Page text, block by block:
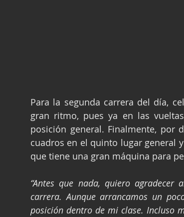
Para la segunda carrera del día,
gran ritmo, pues ya en las
posición general. Finalmente, por
cuadros en el quinto lugar general
que tiene una gran máquina para
“Antes que nada, quiero
carrera. Aunque arrancamos un
posición dentro de mi clase. Incluso